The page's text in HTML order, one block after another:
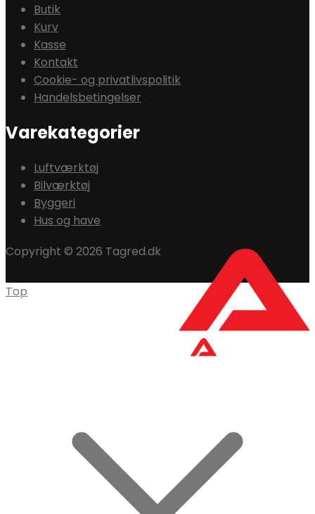
Butik
Kurv
Kasse
Kontakt
Cookie- og privatlivspolitik
Handelsbetingelser
Varekategorier
Luftværktøj
Bilværktøj
Byggeri
Hus og have
Copyright © 2026 Tagred.dk
Top